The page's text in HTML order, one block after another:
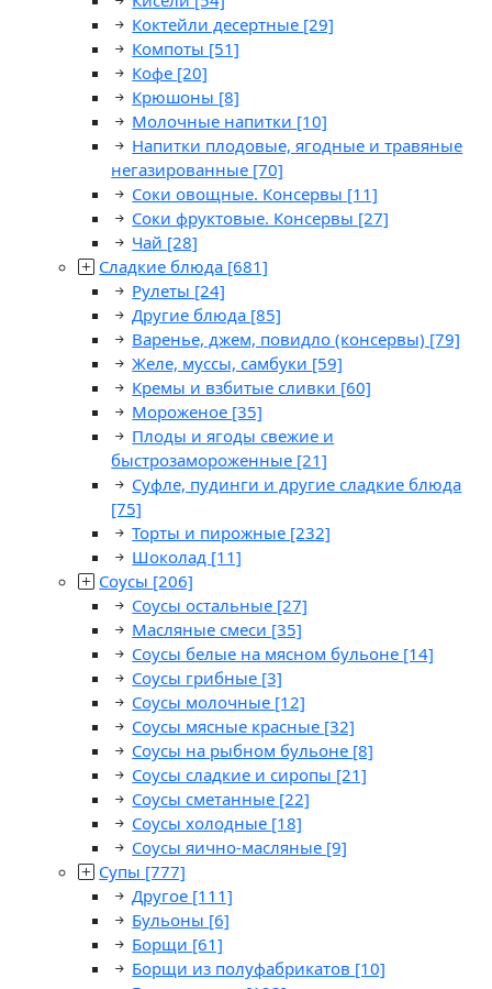
Коктейли десертные [29]
Компоты [51]
Кофе [20]
Крюшоны [8]
Молочные напитки [10]
Напитки плодовые, ягодные и травяные
негазированные [70]
Соки овощные. Консервы [11]
Соки фруктовые. Консервы [27]
Чай [28]
Сладкие блюда [681]
Рулеты [24]
Другие блюда [85]
Варенье, джем, повидло (консервы) [79]
Желе, муссы, самбуки [59]
Кремы и взбитые сливки [60]
Мороженое [35]
Плоды и ягоды свежие и
быстрозамороженные [21]
Суфле, пудинги и другие сладкие блюда
[75]
Торты и пирожные [232]
Шоколад [11]
Соусы [206]
Соусы остальные [27]
Масляные смеси [35]
Соусы белые на мясном бульоне [14]
Соусы грибные [3]
Соусы молочные [12]
Соусы мясные красные [32]
Соусы на рыбном бульоне [8]
Соусы сладкие и сиропы [21]
Соусы сметанные [22]
Соусы холодные [18]
Соусы яично-масляные [9]
Супы [777]
Другое [111]
Бульоны [6]
Борщи [61]
Борщи из полуфабрикатов [10]